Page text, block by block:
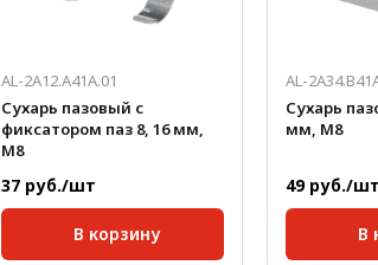
AL-2A12.A41A.01
Сухарь пазовый с
фиксатором паз 8, 16 мм,
М8
37 руб./шт
В корзину
AL-
Сухарь
мм, М8
49 руб./шт
В